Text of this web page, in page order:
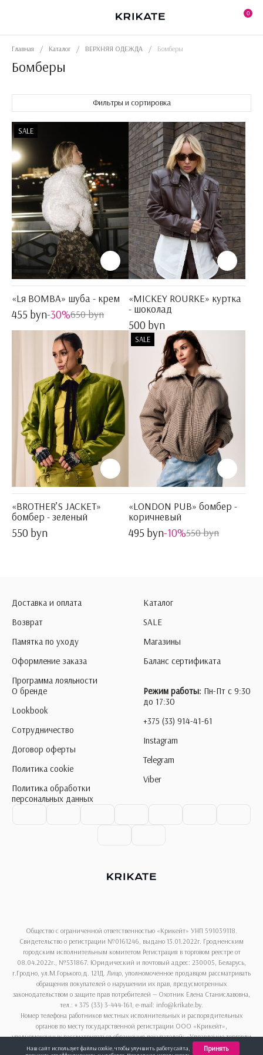
content
0
Главная / Каталог / ВЕРХНЯЯ ОДЕЖДА / Бомберы
Бомберы
Фильтры и сортировка
SALE
«Lя BOMBA» шуба - крем
455 byn-30%650 byn
«MICKEY ROURKE» куртка
- шоколад
500 byn
«BROTHER’S JACKET»
бомбер - зеленый
550 byn
SALE
«LONDON PUB» бомбер -
коричневый
495 byn-10%550 byn
Наш сайт использует файлы cookie, чтобы улучшить работу сайта,
Принять
Доставка и оплата
Возврат
Памятка по уходу
Оформление заказа
Программа лояльности
Каталог
SALE
Магазины
Баланс сертификата
О бренде
Lookbook
Сотрудничество
Договор оферты
Политика cookie
Политика обработки
персональных данных
Режим работы: Пн-Пт с 9:30
до 17:30
+375 (33) 914-41-61
Instagram
Telegram
Viber
Общество с ограниченной ответственностью «Крикейт» УНП 591039118.
Свидетельство о регистрации №0161246, выдано 13.01.2022г. Гродненским
городским исполнительным комитетом Регистрация в торговом реестре от
08.04.2022г., №531867. Юридический и почтовый адрес: 230005, Беларусь,
г.Гродно, ул.М.Горького,д. 121Д. Лицо, уполномоченное продавцом рассматривать
обращения покупателей о нарушении их прав, предусмотренных
законодательством о защите прав потребителей — Охотник Елена Станиславовна,
тел.: + 375 (33) 3-444-161, e-mail: info@krikate.by.
Номер телефона работников местных исполнительных и распорядительных
органов по месту государственной регистрации ООО «Крикейт»,
уполномоченных рассматриваться обращения покупателей: «Управление торговли
и услуг Гродненского горисполкома», + 375 (152) 62-69-13.